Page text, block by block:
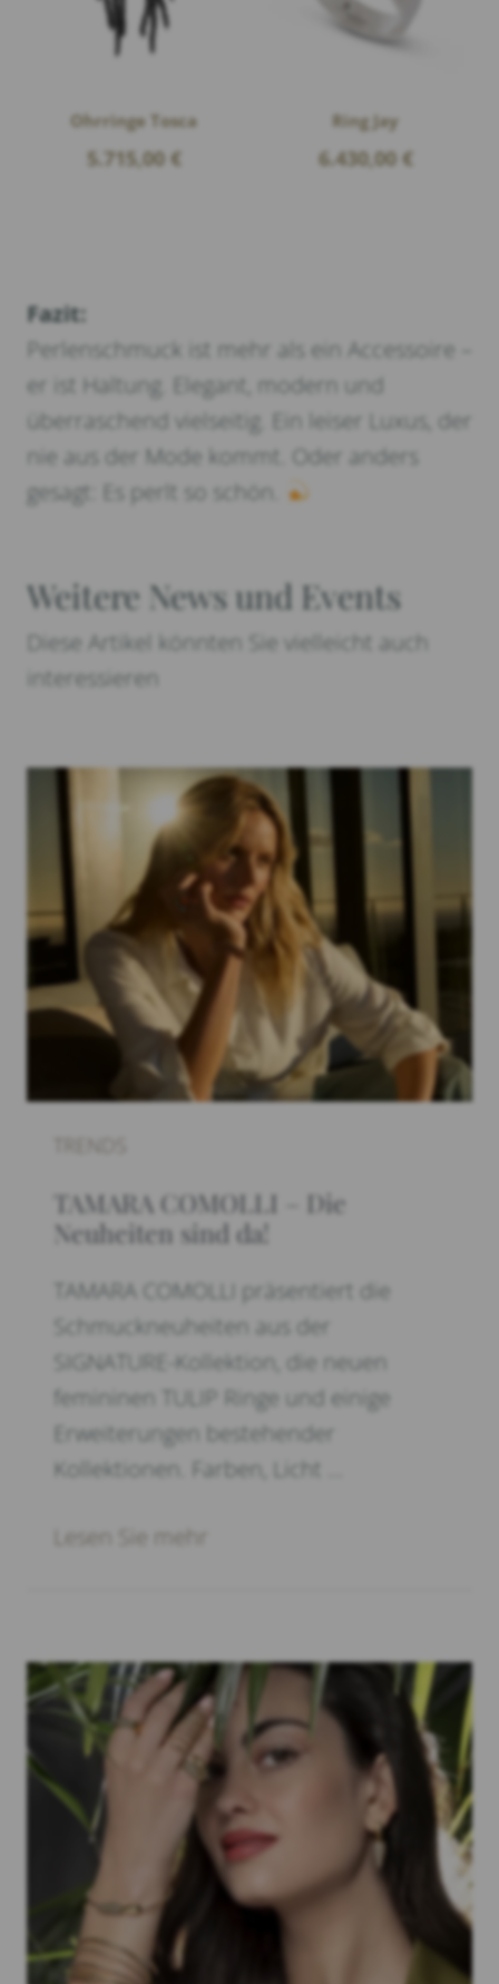
Ohrringe Tosca
5.715,00 €
Ring Jay
6.430,00 €
Fazit:
Perlenschmuck ist mehr als ein Accessoire –
er ist Haltung. Elegant, modern und
überraschend vielseitig. Ein leiser Luxus, der
nie aus der Mode kommt. Oder anders
gesagt: Es perlt so schön.
Weitere News und Events
Diese Artikel könnten Sie vielleicht auch
interessieren
TAMARA COMOLLI – Die
Neuheiten sind da!
TAMARA COMOLLI präsentiert die
Schmuckneuheiten aus der
SIGNATURE-Kollektion, die neuen
femininen TULIP Ringe und einige
Erweiterungen bestehender
Kollektionen. Farben, Licht …
Lesen Sie mehr